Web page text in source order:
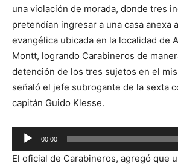
una violación de morada, donde tres
pretendían ingresar a una casa anexa
evangélica ubicada en la localidad de
Montt, logrando Carabineros de
detención de los tres sujetos en el
señaló el jefe subrogante de la sexta
capitán Guido Klesse.
Reproductor
00:00
El oficial de Carabineros, agregó que